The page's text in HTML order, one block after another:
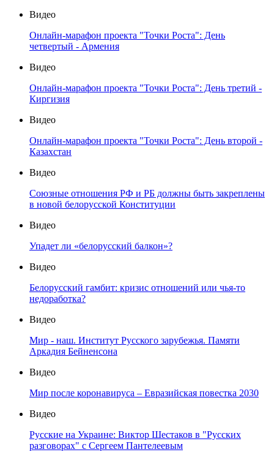
Видео
Онлайн-марафон проекта "Точки Роста": День
четвертый - Армения
Видео
Онлайн-марафон проекта "Точки Роста": День третий -
Киргизия
Видео
Онлайн-марафон проекта "Точки Роста": День второй -
Казахстан
Видео
Союзные отношения РФ и РБ должны быть закреплены
в новой белорусской Конституции
Видео
Упадет ли «белорусский балкон»?
Видео
Белорусский гамбит: кризис отношений или чья-то
недоработка?
Видео
Мир - наш. Институт Русского зарубежья. Памяти
Аркадия Бейненсона
Видео
Мир после коронавируса – Евразийская повестка 2030
Видео
Русские на Украине: Виктор Шестаков в "Русских
разговорах" с Сергеем Пантелеевым